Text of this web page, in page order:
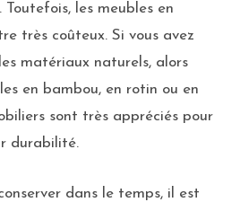
les meubles en
très coûteux. Si vous avez
matériaux naturels, alors
en bambou, en rotin ou en
sont très appréciés pour
durabilité.
dans le temps, il est